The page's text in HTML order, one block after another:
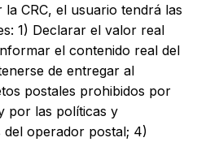
CRC, el usuario tendrá las
1) Declarar el valor real
el contenido real del
de entregar al
postales prohibidos por
por las políticas y
operador postal; 4)